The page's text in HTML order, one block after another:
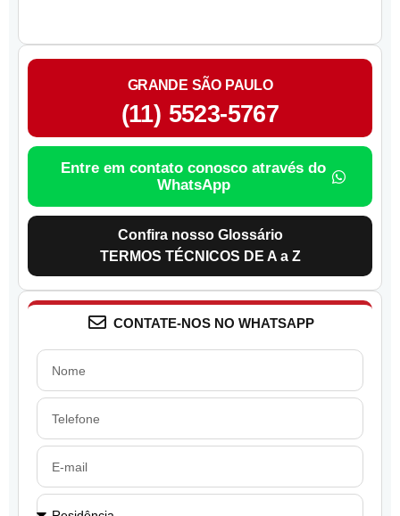
GRANDE SÃO PAULO
(11) 5523-5767
Entre em contato conosco através do
WhatsApp
Confira nosso Glossário
TERMOS TÉCNICOS DE A a Z
CONTATE-NOS NO WHATSAPP